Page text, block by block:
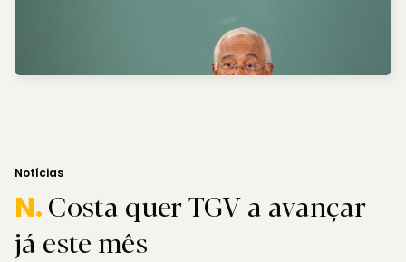
Notícias
N.Costa quer TGV a avançar
já este mês